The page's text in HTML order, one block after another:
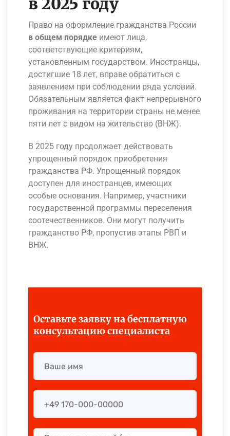
Право на оформление гражданства России
в общем порядке имеют лица,
соответствующие критериям,
установленным государством. Иностранцы,
достигшие 18 лет, вправе обратиться с
заявлением при соблюдении ряда условий.
Обязательным является факт непрерывного
проживания на территории страны не менее
пяти лет с видом на жительство (ВНЖ).
В 2025 году продолжает действовать
упрощенный порядок приобретения
гражданства РФ. Упрощенный порядок
доступен для иностранцев, имеющих
особые основания. Например, участники
государственной программы переселения
соотечественников. Они могут получить
гражданство РФ, пропустив этапы РВП и
ВНЖ.
Оставьте заявку на бесплатную
консультацию специалиста